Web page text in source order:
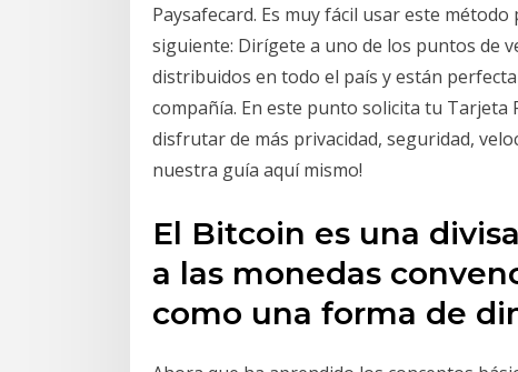
Paysafecard. Es muy fácil usar este
siguiente: Dirígete a uno de los puntos de
distribuidos en todo el país y están
compañía. En este punto solicita tu Tarjeta
disfrutar de más privacidad, seguridad,
nuestra guía aquí mismo!
El Bitcoin es una
a las monedas
como una forma de